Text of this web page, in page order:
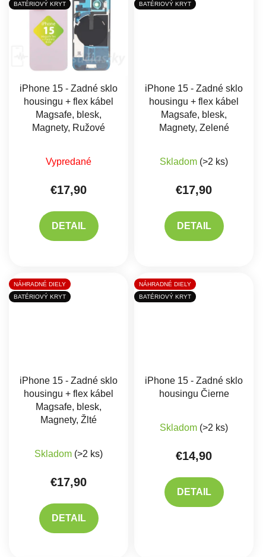
BATÉRIOVÝ KRYT
iPhone 15 - Zadné sklo
housingu + flex kábel
Magsafe, blesk,
Magnety, Ružové
Vypredané
€17,90
DETAIL
BATÉRIOVÝ KRYT
iPhone 15 - Zadné sklo
housingu + flex kábel
Magsafe, blesk,
Magnety, Zelené
Skladom (>2 ks)
€17,90
DETAIL
NÁHRADNÉ DIELY
BATÉRIOVÝ KRYT
iPhone 15 - Zadné sklo
housingu + flex kábel
Magsafe, blesk,
Magnety, Žlté
Skladom (>2 ks)
€17,90
DETAIL
NÁHRADNÉ DIELY
BATÉRIOVÝ KRYT
iPhone 15 - Zadné sklo
housingu Čierne
Skladom (>2 ks)
€14,90
DETAIL